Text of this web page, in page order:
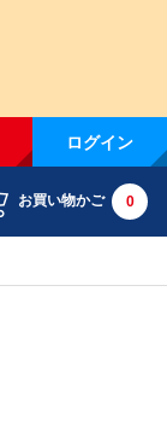
ログイン
お買い物かご 0